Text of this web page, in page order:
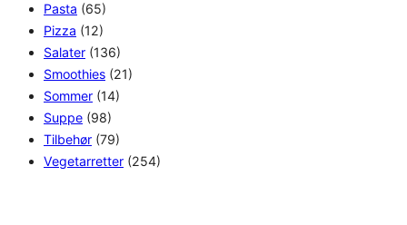
Pasta (65)
Pizza (12)
Salater (136)
Smoothies (21)
Sommer (14)
Suppe (98)
Tilbehør (79)
Vegetarretter (254)